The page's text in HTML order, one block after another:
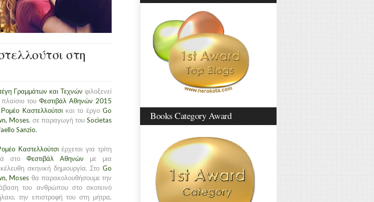
στη
Γραμμάτων και Τεχνών φιλοξενεί
του Φεστιβάλ Αθηνών 2015
Ρομέο Καστελλούτσι και το έργοGo
Moses, σε παραγωγή του Socìetas
Sanzio.
Καστελλούτσι έρχεται για τρίτη
στο Φεστιβάλ Αθηνών με μια
σκηνική δημιουργία. Στο Go
Moses θα παρακολουθήσουμε την
του ανθρώπου στο σκοτεινό
την επιστροφή του στη μήτρα,
Books Category Award